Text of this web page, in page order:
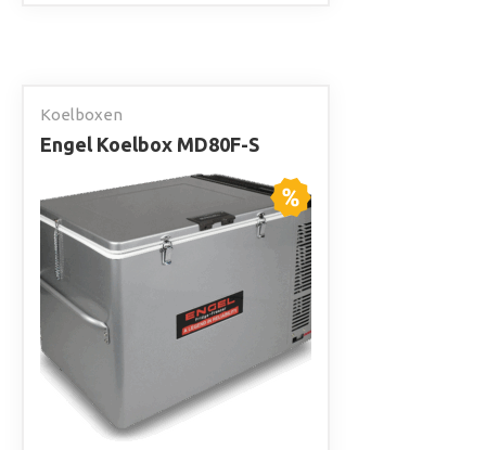
Koelboxen
Engel Koelbox MD80F-S